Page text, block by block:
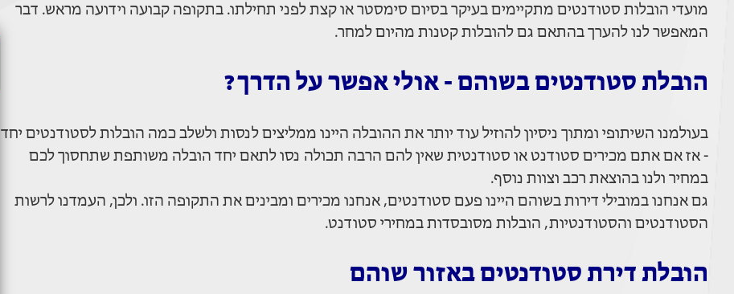
מועדי הובלות סטודנטים מתקיימים בעיקר בסיום סימסטר או קצת לפני תחילתו. בתקופה קבועה וידועה מראש. דבר
המאפשר לנו להערך בהתאם גם להובלות קטנות מהיום למחר.
הובלת סטודנטים בשוהם - אולי אפשר על הדרך?
בעולמנו השיתופי ומתוך ניסיון להוזיל עוד יותר את ההובלה היינו ממליצים לנסות ולשלב כמה הובלות לסטודנטים יחד
- אז אם אתם מכירים סטודנט או סטודנטית שאין להם הרבה תכולה נסו לתאם יחד הובלה משותפת שתחסוך לכם
במחיר ולנו בהוצאת רכב וצוות נוסף.
גם אנחנו במובילי דירות בשוהם היינו פעם סטודנטים, אנחנו מכירים ומבינים את התקופה הזו. ולכן, העמדנו לרשות
הסטודנטים והסטודנטיות, הובלות מסובסדות במחירי סטודנט.
הובלת דירת סטודנטים באזור שוהם